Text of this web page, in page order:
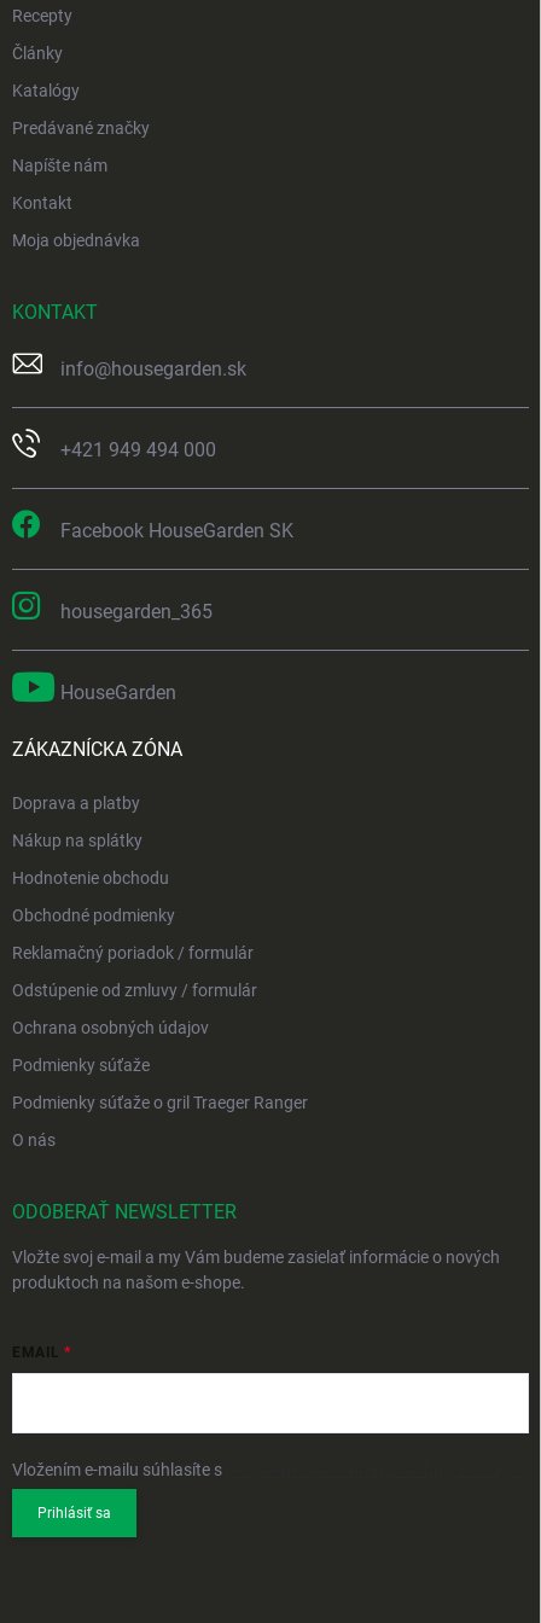
Recepty
Články
Katalógy
Predávané značky
Napíšte nám
Kontakt
Moja objednávka
KONTAKT
info@housegarden.sk
+421 949 494 000
Facebook HouseGarden SK
housegarden_365
HouseGarden
ZÁKAZNÍCKA ZÓNA
Doprava a platby
Nákup na splátky
Hodnotenie obchodu
Obchodné podmienky
Reklamačný poriadok / formulár
Odstúpenie od zmluvy / formulár
Ochrana osobných údajov
Podmienky súťaže
Podmienky súťaže o gril Traeger Ranger
O nás
ODOBERAŤ NEWSLETTER
Vložte svoj e-mail a my Vám budeme zasielať informácie o nových
produktoch na našom e-shope.
EMAIL
Vložením e-mailu súhlasíte s
Prihlásiť sa